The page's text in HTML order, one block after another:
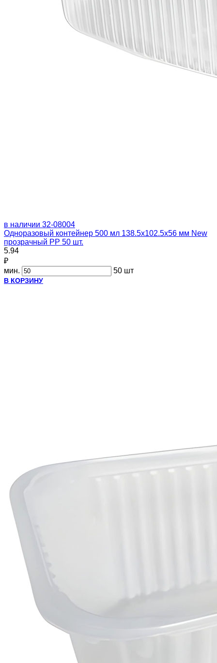
в наличии 32-08004
Одноразовый контейнер 500 мл 138.5х102.5х56 мм New
прозрачный PP 50 шт.
5.94
₽
мин.
50 шт
В КОРЗИНУ